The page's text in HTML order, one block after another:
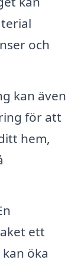
och
kan även
för att
hem,
ett
öka